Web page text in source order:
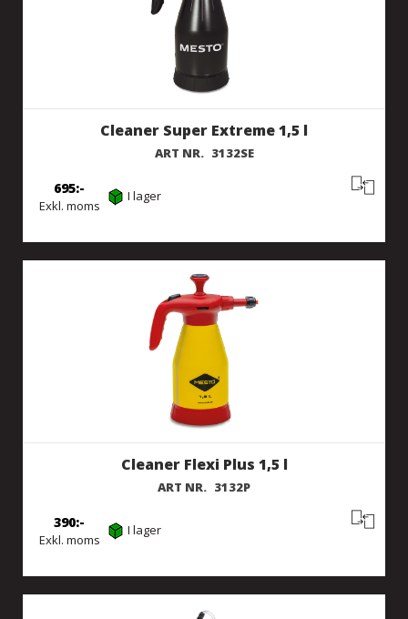
Cleaner Super Extreme 1,5 l
ART NR. 3132SE
Exkl. moms
695 I lager
Cleaner Flexi Plus 1,5 l
ART NR. 3132P
Exkl. moms
390 I lager